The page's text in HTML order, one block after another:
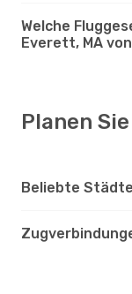
Welche
Everett, MA
Planen
Beliebte Städte